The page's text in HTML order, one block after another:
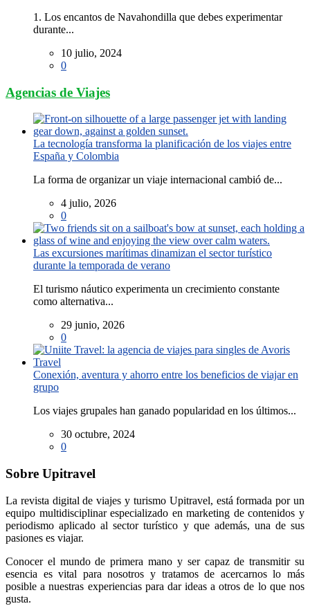
1. Los encantos de Navahondilla que debes experimentar
durante...
10 julio, 2024
0
Agencias de Viajes
La tecnología transforma la planificación de los viajes entre
España y Colombia
La forma de organizar un viaje internacional cambió de...
4 julio, 2026
0
Las excursiones marítimas dinamizan el sector turístico
durante la temporada de verano
El turismo náutico experimenta un crecimiento constante
como alternativa...
29 junio, 2026
0
Conexión, aventura y ahorro entre los beneficios de viajar en
grupo
Los viajes grupales han ganado popularidad en los últimos...
30 octubre, 2024
0
Sobre Upitravel
La revista digital de viajes y turismo Upitravel, está formada por un
equipo multidisciplinar especializado en marketing de contenidos y
periodismo aplicado al sector turístico y que además, una de sus
pasiones es viajar.
Conocer el mundo de primera mano y ser capaz de transmitir su
esencia es vital para nosotros y tratamos de acercarnos lo más
posible a nuestras experiencias para dar ideas a otros de lo que nos
gusta.